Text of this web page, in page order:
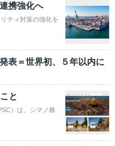
携強化へ
ティ対策の強化を
表＝世界初、５年以内に
と
）は、シマノ株